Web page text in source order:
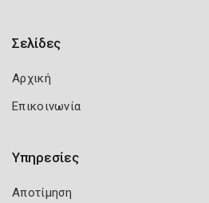
Σελίδες
Αρχική
Επικοινωνία
Υπηρεσίες
Αποτίμηση